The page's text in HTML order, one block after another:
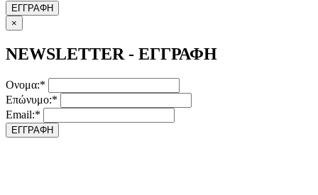
ΕΓΓΡΑΦΗ
×
NEWSLETTER - ΕΓΓΡΑΦΗ
Ονομα:*
Επώνυμο:*
Email:*
ΕΓΓΡΑΦΗ